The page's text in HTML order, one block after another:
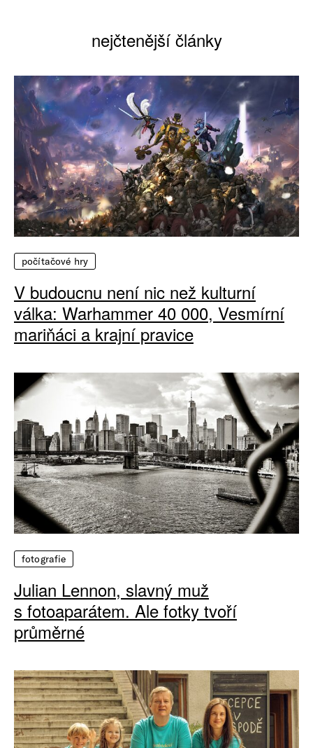
nejčtenější články
počítačové hry
V budoucnu není nic než kulturní
válka: Warhammer 40 000, Vesmírní
mariňáci a krajní pravice
fotografie
Julian Lennon, slavný muž
s fotoaparátem. Ale fotky tvoří
průměrné